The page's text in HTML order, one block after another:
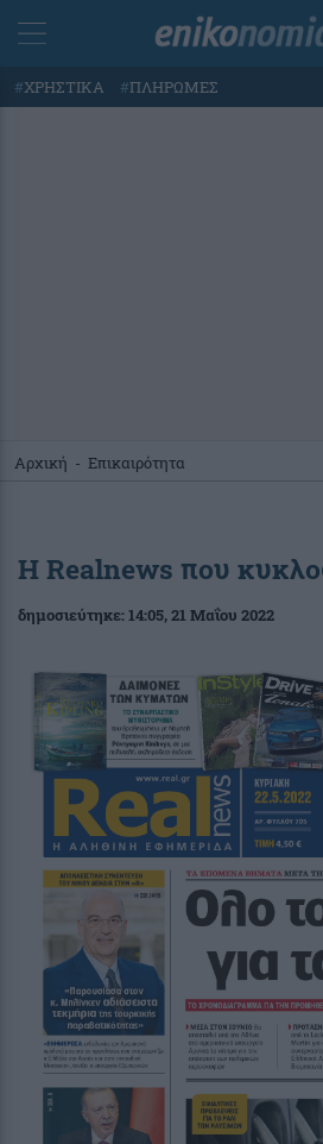
#ΧΡΗΣΤΙΚΑ #ΠΛΗΡΩΜΕΣ
Αρχική - Επικαιρότητα
Η Realnews που
δημοσιεύτηκε:14:05, 21 Μαΐου 2022